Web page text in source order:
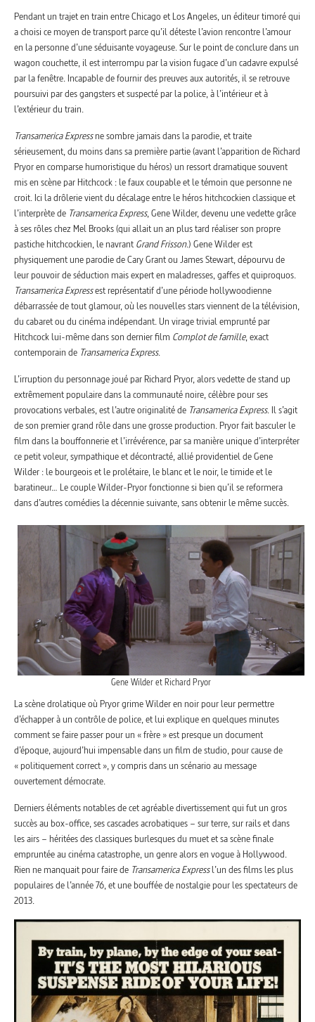
Pendant un trajet en train entre Chicago et Los Angeles, un éditeur timoré qui
a choisi ce moyen de transport parce qu’il déteste l’avion rencontre l’amour
en la personne d’une séduisante voyageuse. Sur le point de conclure dans un
wagon couchette, il est interrompu par la vision fugace d’un cadavre expulsé
par la fenêtre. Incapable de fournir des preuves aux autorités, il se retrouve
poursuivi par des gangsters et suspecté par la police, à l’intérieur et à
l’extérieur du train.
Transamerica Expressne sombre jamais dans la parodie, et traite
sérieusement, du moins dans sa première partie (avant l’apparition de Richard
Pryor en comparse humoristique du héros) un ressort dramatique souvent
mis en scène par Hitchcock : le faux coupable et le témoin que personne ne
croit. Ici la drôlerie vient du décalage entre le héros hitchcockien classique et
l’interprète de Transamerica Express, Gene Wilder, devenu une vedette grâce
à ses rôles chez Mel Brooks (qui allait un an plus tard réaliser son propre
pastiche hitchcockien, le navrant Grand Frisson.) Gene Wilder est
physiquement une parodie de Cary Grant ou James Stewart, dépourvu de
leur pouvoir de séduction mais expert en maladresses, gaffes et quiproquos.
Transamerica Expressest représentatif d’une période hollywoodienne
débarrassée de tout glamour, où les nouvelles stars viennent de la télévision,
du cabaret ou du cinéma indépendant. Un virage trivial emprunté par
Hitchcock lui-même dans son dernier film Complot de famille, exact
contemporain de Transamerica Express.
L’irruption du personnage joué par Richard Pryor, alors vedette de stand up
extrêmement populaire dans la communauté noire, célèbre pour ses
provocations verbales, est l’autre originalité de Transamerica Express. Il s’agit
de son premier grand rôle dans une grosse production. Pryor fait basculer le
film dans la bouffonnerie et l’irrévérence, par sa manière unique d’interpréter
ce petit voleur, sympathique et décontracté, allié providentiel de Gene
Wilder : le bourgeois et le prolétaire, le blanc et le noir, le timide et le
baratineur… Le couple Wilder-Pryor fonctionne si bien qu’il se reformera
dans d’autres comédies la décennie suivante, sans obtenir le même succès.
Gene Wilder et Richard Pryor
La scène drolatique où Pryor grime Wilder en noir pour leur permettre
d’échapper à un contrôle de police, et lui explique en quelques minutes
comment se faire passer pour un « frère » est presque un document
d’époque, aujourd’hui impensable dans un film de studio, pour cause de
« politiquement correct », y compris dans un scénario au message
ouvertement démocrate.
Derniers éléments notables de cet agréable divertissement qui fut un gros
succès au box-office, ses cascades acrobatiques – sur terre, sur rails et dans
les airs – héritées des classiques burlesques du muet et sa scène finale
empruntée au cinéma catastrophe, un genre alors en vogue à Hollywood.
Rien ne manquait pour faire de Transamerica Expressl’un des films les plus
populaires de l’année 76, et une bouffée de nostalgie pour les spectateurs de
2013.